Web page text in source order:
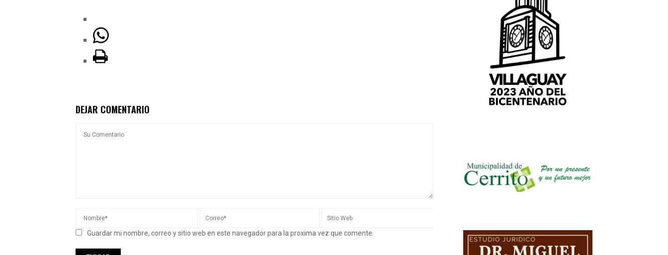
DEJAR COMENTARIO
Guardar mi nombre, correo y sitio web en este navegador para la proxima vez que comente.